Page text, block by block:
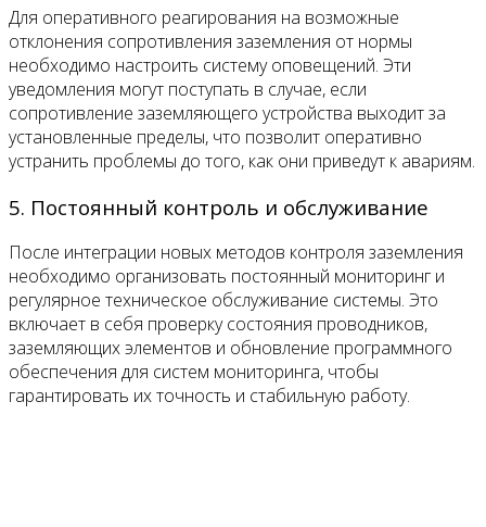
Для оперативного реагирования на возможные
отклонения сопротивления заземления от нормы
необходимо настроить систему оповещений. Эти
уведомления могут поступать в случае, если
сопротивление заземляющего устройства выходит за
установленные пределы, что позволит оперативно
устранить проблемы до того, как они приведут к авариям.
5. Постоянный контроль и обслуживание
После интеграции новых методов контроля заземления
необходимо организовать постоянный мониторинг и
регулярное техническое обслуживание системы. Это
включает в себя проверку состояния проводников,
заземляющих элементов и обновление программного
обеспечения для систем мониторинга, чтобы
гарантировать их точность и стабильную работу.